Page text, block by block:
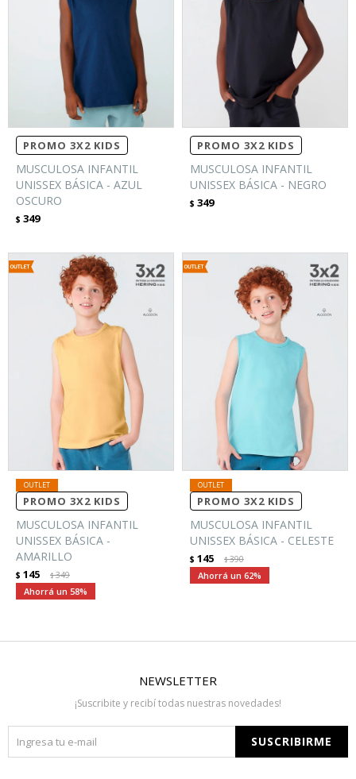
PROMO 3X2 KIDS
MUSCULOSA INFANTIL
UNISSEX BÁSICA - AZUL
OSCURO
$ 349
PROMO 3X2 KIDS
MUSCULOSA INFANTIL
UNISSEX BÁSICA - NEGRO
$ 349
PROMO 3X2 KIDS
MUSCULOSA INFANTIL
UNISSEX BÁSICA -
AMARILLO
$ 145 $349
58
PROMO 3X2 KIDS
MUSCULOSA INFANTIL
UNISSEX BÁSICA - CELESTE
$ 145 $390
62
NEWSLETTER
¡Suscribite y recibí todas nuestras novedades!
SUSCRIBIRME